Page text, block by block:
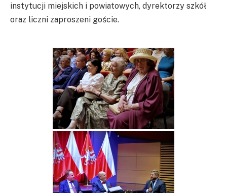
instytucji miejskich i powiatowych, dyrektorzy szkół
oraz liczni zaproszeni goście.